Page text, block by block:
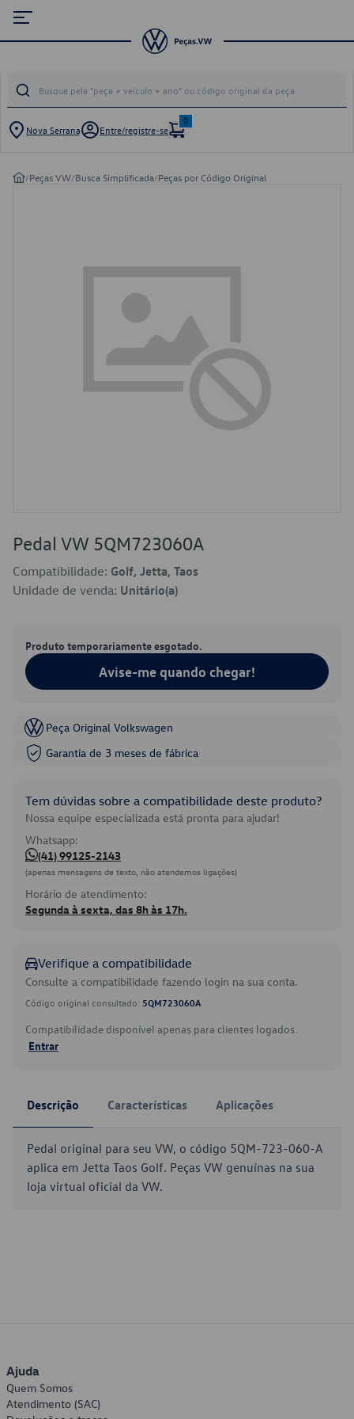
Nova Serrana Entre/registre-se
0
/Peças VW/Busca Simplificada/Peças por Código Original
Pedal VW 5QM723060A
Compatibilidade: Golf, Jetta, Taos
Unidade de venda: Unitário(a)
Produto temporariamente esgotado.
Avise-me quando chegar!
Peça Original Volkswagen
Garantia de 3 meses de fábrica
Tem dúvidas sobre a compatibilidade deste produto?
Nossa equipe especializada está pronta para ajudar!
Whatsapp:
(41) 99125-2143
(apenas mensagens de texto, não atendemos ligações)
Horário de atendimento:
Segunda à sexta, das 8h às 17h.
Verifique a compatibilidade
Consulte a compatibilidade fazendo login na sua conta.
Código original consultado: 5QM723060A
Compatibilidade disponível apenas para clientes logados.
Entrar
Descrição Características Aplicações
Pedal original para seu VW, o código 5QM-723-060-A
aplica em Jetta Taos Golf. Peças VW genuínas na sua
loja virtual oficial da VW.
Ajuda
Quem Somos
Atendimento (SAC)